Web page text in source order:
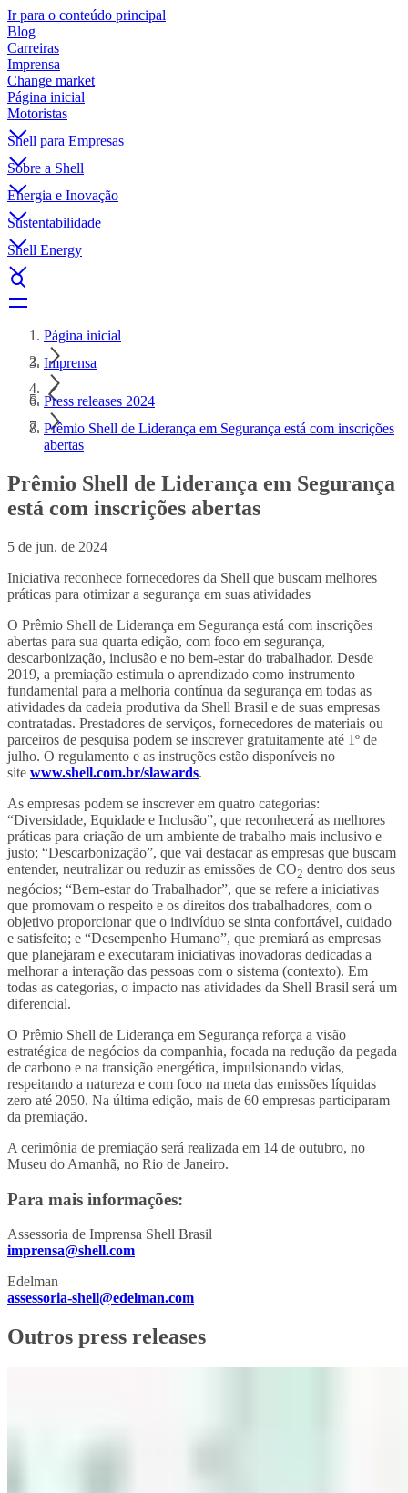
Ir para o conteúdo principal
Blog
Carreiras
Imprensa
Change market
Página inicial
Motoristas
Shell para Empresas
Sobre a Shell
Energia e Inovação
Sustentabilidade
Shell Energy
Página inicial
Imprensa
Press releases 2024
Prêmio Shell de Liderança em Segurança está com inscrições
abertas
Prêmio Shell de Liderança em Segurança
está com inscrições abertas
5 de jun. de 2024
Iniciativa reconhece fornecedores da Shell que buscam melhores
práticas para otimizar a segurança em suas atividades
O Prêmio Shell de Liderança em Segurança está com inscrições
abertas para sua quarta edição, com foco em segurança,
descarbonização, inclusão e no bem-estar do trabalhador. Desde
2019, a premiação estimula o aprendizado como instrumento
fundamental para a melhoria contínua da segurança em todas as
atividades da cadeia produtiva da Shell Brasil e de suas empresas
contratadas. Prestadores de serviços, fornecedores de materiais ou
parceiros de pesquisa podem se inscrever gratuitamente até 1º de
julho. O regulamento e as instruções estão disponíveis no
site www.shell.com.br/slawards.
As empresas podem se inscrever em quatro categorias:
“Diversidade, Equidade e Inclusão”, que reconhecerá as melhores
práticas para criação de um ambiente de trabalho mais inclusivo e
justo; “Descarbonização”, que vai destacar as empresas que buscam
entender, neutralizar ou reduzir as emissões de CO2 dentro dos seus
negócios; “Bem-estar do Trabalhador”, que se refere a iniciativas
que promovam o respeito e os direitos dos trabalhadores, com o
objetivo proporcionar que o indivíduo se sinta confortável, cuidado
e satisfeito; e “Desempenho Humano”, que premiará as empresas
que planejaram e executaram iniciativas inovadoras dedicadas a
melhorar a interação das pessoas com o sistema (contexto). Em
todas as categorias, o impacto nas atividades da Shell Brasil será um
diferencial.
O Prêmio Shell de Liderança em Segurança reforça a visão
estratégica de negócios da companhia, focada na redução da pegada
de carbono e na transição energética, impulsionando vidas,
respeitando a natureza e com foco na meta das emissões líquidas
zero até 2050. Na última edição, mais de 60 empresas participaram
da premiação.
A cerimônia de premiação será realizada em 14 de outubro, no
Museu do Amanhã, no Rio de Janeiro.
Para mais informações:
Assessoria de Imprensa Shell Brasil
imprensa@shell.com
Edelman
assessoria-shell@edelman.com
Outros press releases